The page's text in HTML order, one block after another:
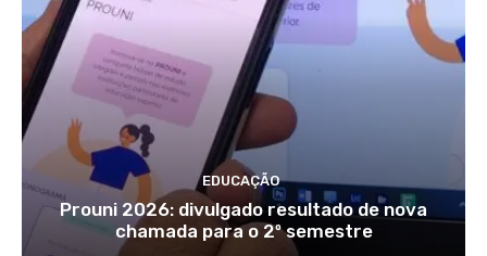
EDUCAÇÃO
Prouni 2026: divulgado resultado de nova
chamada para o 2º semestre